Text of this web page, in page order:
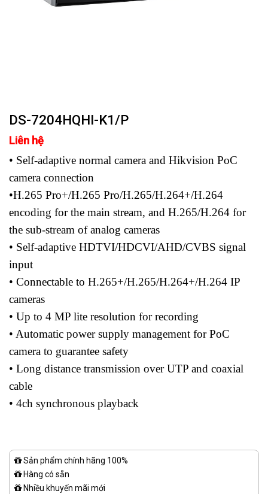
DS-7204HQHI-K1/P
Liên hệ
• Self-adaptive normal camera and Hikvision PoC
camera connection
•H.265 Pro+/H.265 Pro/H.265/H.264+/H.264
encoding for the main stream, and H.265/H.264 for
the sub-stream of analog cameras
• Self-adaptive HDTVI/HDCVI/AHD/CVBS signal
input
• Connectable to H.265+/H.265/H.264+/H.264 IP
cameras
• Up to 4 MP lite resolution for recording
• Automatic power supply management for PoC
camera to guarantee safety
• Long distance transmission over UTP and coaxial
cable
• 4ch synchronous playback
Sản phẩm chính hãng 100%
Hàng có sẵn
Nhiều khuyến mãi mới